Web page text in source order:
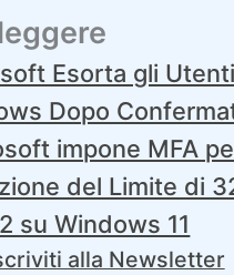
Esorta gli
Dopo
impone MFA
del Limite di
su Windows 11
alla Newsletter